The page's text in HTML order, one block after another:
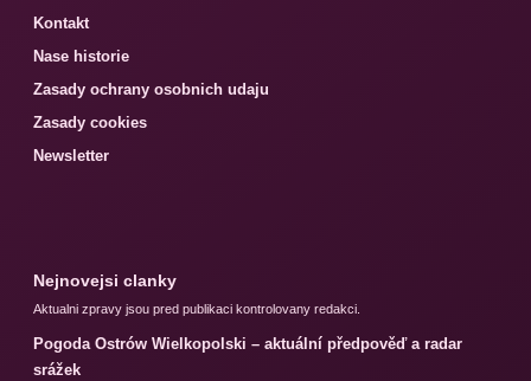
Kontakt
Nase historie
Zasady ochrany osobnich udaju
Zasady cookies
Newsletter
Nejnovejsi clanky
Aktualni zpravy jsou pred publikaci kontrolovany redakci.
Pogoda Ostrów Wielkopolski – aktuální předpověď a radar
srážek